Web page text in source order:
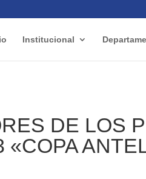
Institucional
DE LOS
«COPA